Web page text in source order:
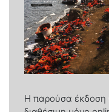
Η παρούσα έκδοση